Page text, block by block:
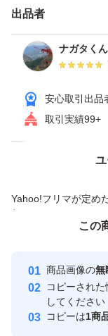
出品者
ナガタくん
安心取引出品
取引実績99+
Yahoo!フリマが定め
付与しています
安心取引出品者
取引実績
価格の相
この
商品画像の無
コピーされた
してください
コピーは1商
この商品をみてい